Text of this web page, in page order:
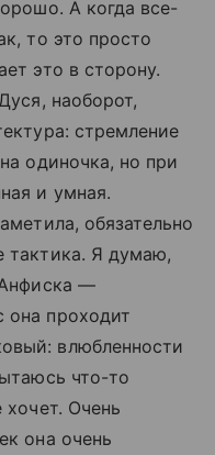
А когда все-
то это просто
это в сторону.
наоборот,
стремление
одиночка, но при
и умная.
обязательно
тактика. Я думаю,
Анфиска —
она проходит
влюбленности
что-то
хочет. Очень
она очень